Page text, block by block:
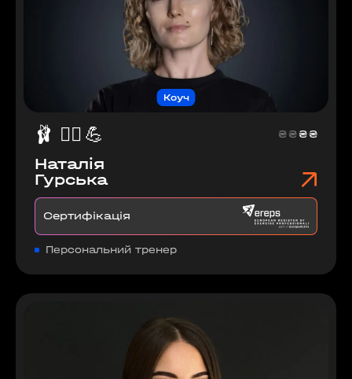
Коуч
🩰 ❤️‍🔥 💪 ₴
₴
₴
₴
Наталія
Гурська
Сертифікація
Персональний тренер